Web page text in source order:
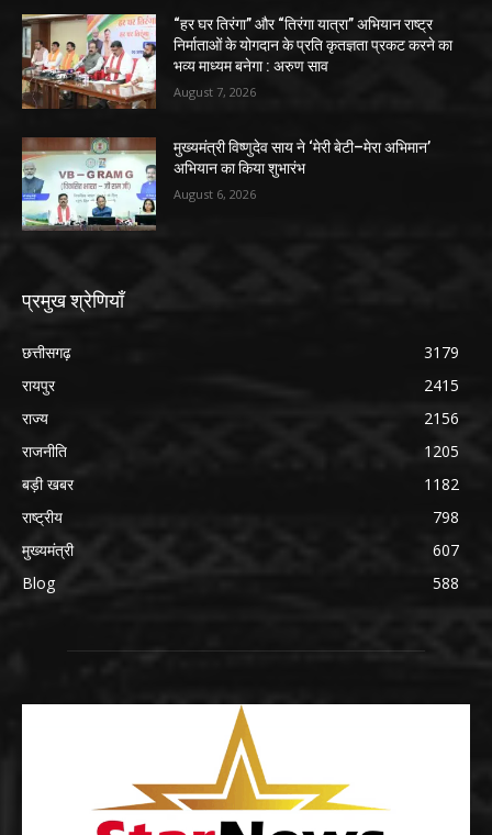
“हर घर तिरंगा” और “तिरंगा यात्रा” अभियान राष्ट्र
निर्माताओं के योगदान के प्रति कृतज्ञता प्रकट करने का
भव्य माध्यम बनेगा : अरुण साव
August 7, 2026
मुख्यमंत्री विष्णुदेव साय ने ‘मेरी बेटी–मेरा अभिमान’
अभियान का किया शुभारंभ
August 6, 2026
प्रमुख श्रेणियाँ
छत्तीसगढ़
3179
रायपुर
2415
राज्य
2156
राजनीति
1205
बड़ी खबर
1182
राष्ट्रीय
798
मुख्यमंत्री
607
Blog
588